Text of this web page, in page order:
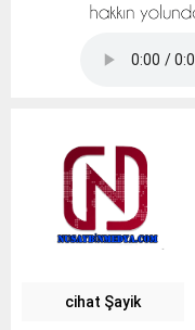
cihat Şayik